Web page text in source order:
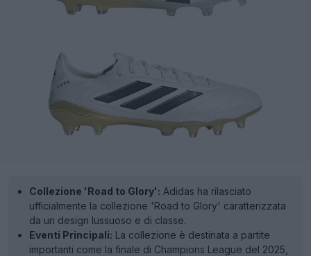
Collezione 'Road to Glory': Adidas ha rilasciato
ufficialmente la collezione 'Road to Glory' caratterizzata
da un design lussuoso e di classe.
Eventi Principali: La collezione è destinata a partite
importanti come la finale di Champions League del 2025,